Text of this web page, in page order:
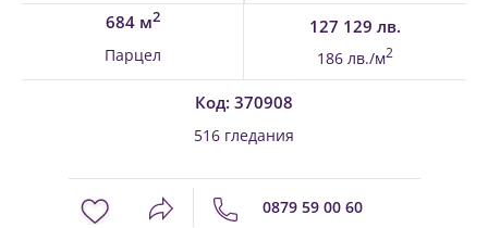
127 129 лв.
186 лв./м2
684 м2
Парцел
Код: 370908
516 гледания
0879 59 00 60